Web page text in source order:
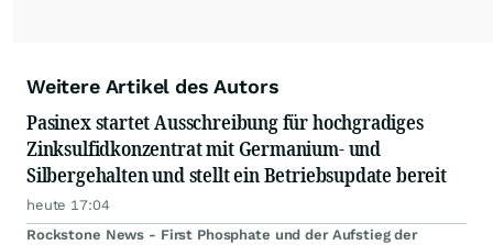
Weitere Artikel des Autors
Pasinex startet Ausschreibung für hochgradiges
Zinksulfidkonzentrat mit Germanium- und
Silbergehalten und stellt ein Betriebsupdate bereit
heute 17:04
Rockstone News - First Phosphate und der Aufstieg der